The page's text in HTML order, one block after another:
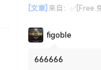
[文章] 来自： ✅[Free.免费] 奔驰 |
figoble
666666